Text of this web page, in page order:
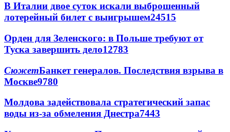
В Италии двое суток искали выброшенный
лотерейный билет с выигрышем24515
Орден для Зеленского: в Польше требуют от
Туска завершить дело12783
СюжетБанкет генералов. Последствия взрыва в
Москве9780
Молдова задействовала стратегический запас
воды из-за обмеления Днестра7443